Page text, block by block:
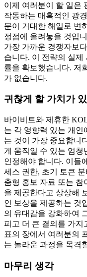
이제 여러분이 할 일은
작동하는 매혹적인 광
문이 거대한 해일로 변
정점에 올려놓을 것입
가장 가까운 경쟁자보
습니다. 이 전략의 실제
률을 확보했습니다. 저
가 없습니다.
귀찮게 할 가치가
바이비트와 제휴한
는 각 영향력 있는 개
는 것이 가장 중요합니
게 움직일 수 있는 엄청
인정해야 합니다. 이들
세스 권한, 초기 토큰
춤형 홍보 자료 또는
을 제공한다고 상상해
인 보상을 제공하는 것
의 유대감을 강화하여
피고 더 큰 결의를 가지
표의 장에서 여러분의
는 놀라운 과정을 목격
마무리 생각